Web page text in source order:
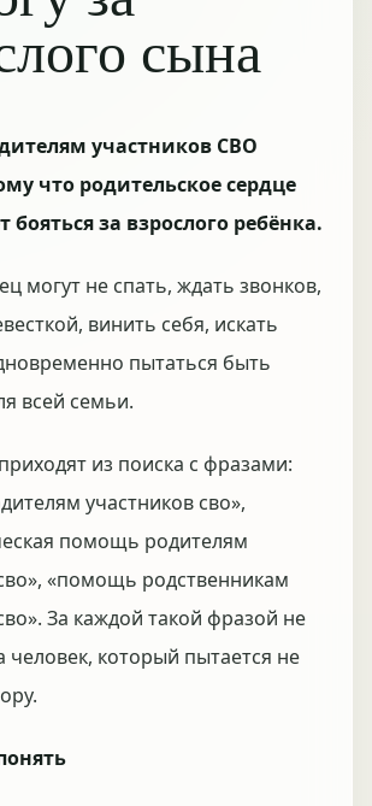
сына
участников СВО
что родительское сердце
бояться за взрослого ребёнка.
могут не спать, ждать звонков,
винить себя, искать
пытаться быть
всей семьи.
из поиска с фразами:
участников сво»,
помощь родителям
«помощь родственникам
За каждой такой фразой не
человек, который пытается не